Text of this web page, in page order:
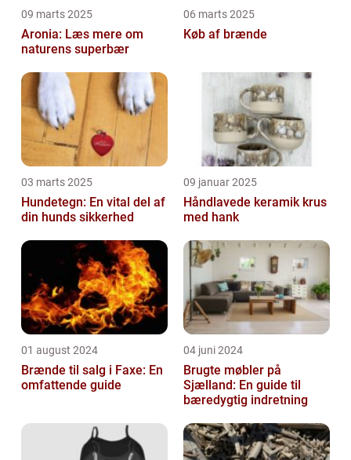
09 marts 2025
Aronia: Læs mere om
naturens superbær
06 marts 2025
Køb af brænde
03 marts 2025
Hundetegn: En vital del af
din hunds sikkerhed
09 januar 2025
Håndlavede keramik krus
med hank
01 august 2024
Brænde til salg i Faxe: En
omfattende guide
04 juni 2024
Brugte møbler på
Sjælland: En guide til
bæredygtig indretning